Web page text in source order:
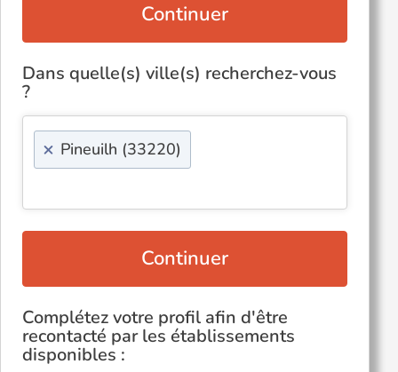
Continuer
Dans quelle(s) ville(s) recherchez-vous
?
× Pineuilh (33220)
Continuer
Complétez votre profil afin d'être
recontacté par les établissements
disponibles :